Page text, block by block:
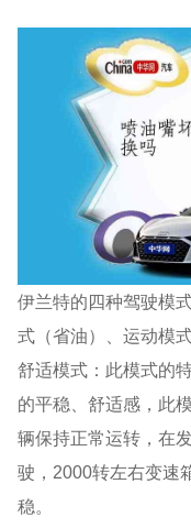
伊兰特的四种驾驶模
式（省油）、运动模
舒适模式：此模式的
的平稳、舒适感，此
辆保持正常运转，在
驶，2000转左右变速
稳。